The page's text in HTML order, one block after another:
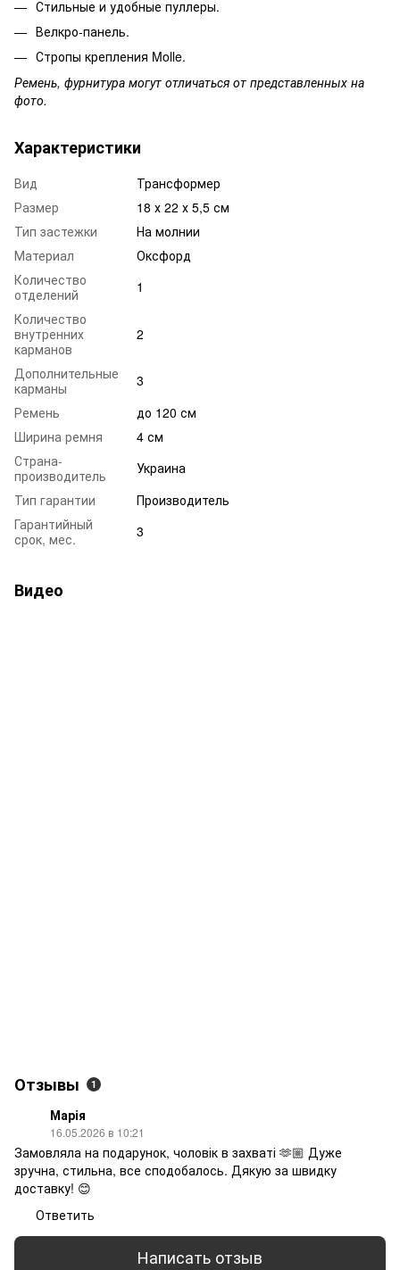
Стильные и удобные пуллеры.
Велкро-панель.
Стропы крепления Molle.
Ремень, фурнитура могут отличаться от представленных на
фото.
Характеристики
Вид
Трансформер
Размер
18 х 22 х 5,5 см
Тип застежки
На молнии
Материал
Оксфорд
Количество
отделений
1
Количество
внутренних
карманов
2
Дополнительные
карманы
3
Ремень
до 120 см
Ширина ремня
4 см
Страна-
производитель
Украина
Тип гарантии
Производитель
Гарантийный
срок, мес.
3
Видео
Отзывы 1
Марія
16.05.2026 в 10:21
Замовляла на подарунок, чоловік в захваті 🫶🏼 Дуже
зручна, стильна, все сподобалось. Дякую за швидку
доставку! 😊
Ответить
Написать отзыв